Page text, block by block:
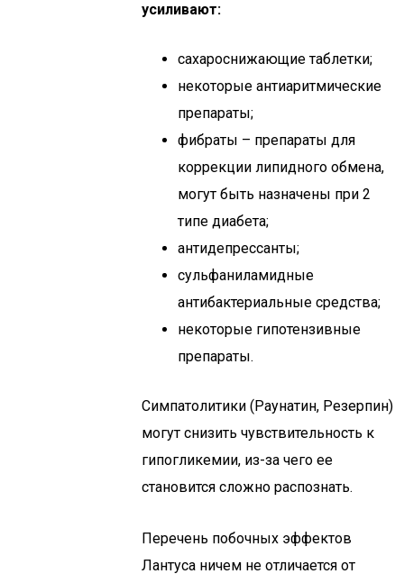
усиливают:
сахароснижающие таблетки;
некоторые антиаритмические
препараты;
фибраты – препараты для
коррекции липидного обмена,
могут быть назначены при 2
типе диабета;
антидепрессанты;
сульфаниламидные
антибактериальные средства;
некоторые гипотензивные
препараты.
Симпатолитики (Раунатин, Резерпин)
могут снизить чувствительность к
гипогликемии, из-за чего ее
становится сложно распознать.
Перечень побочных эффектов
Лантуса ничем не отличается от